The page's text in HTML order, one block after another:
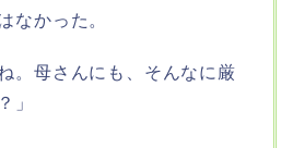
なかった。
。母さんにも、そんなに厳
」